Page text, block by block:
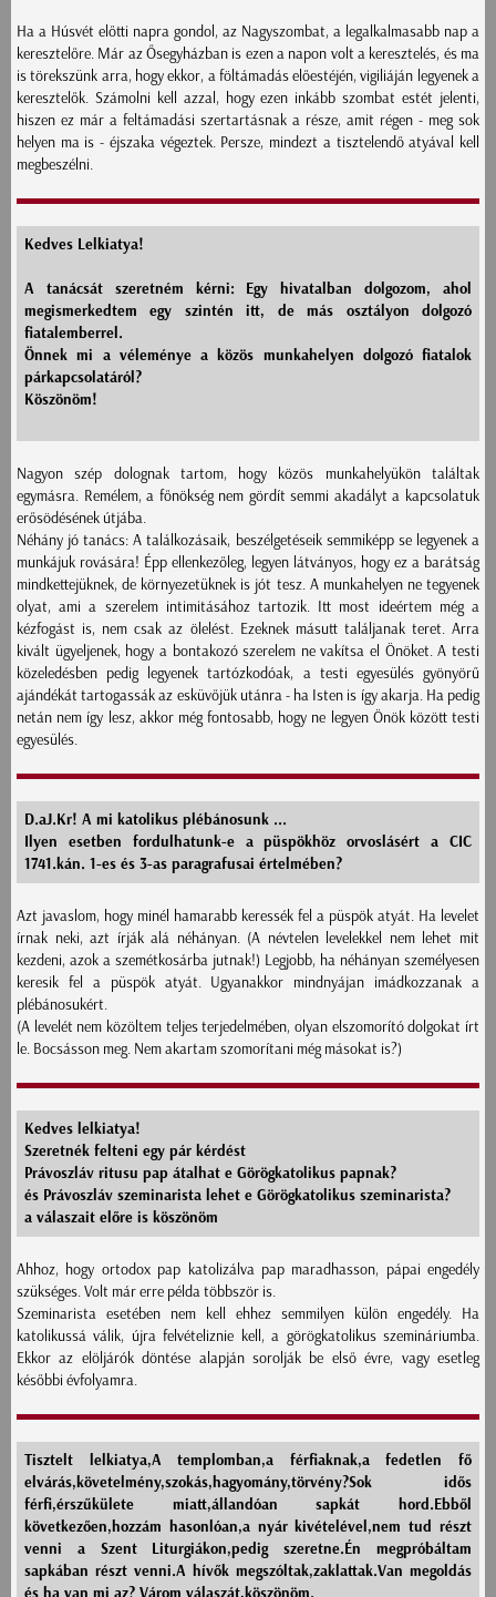
Ha a Húsvét előtti napra gondol, az Nagyszombat, a legalkalmasabb nap a
keresztelőre. Már az Ősegyházban is ezen a napon volt a keresztelés, és ma
is törekszünk arra, hogy ekkor, a föltámadás előestéjén, vigiliáján legyenek a
keresztelők. Számolni kell azzal, hogy ezen inkább szombat estét jelenti,
hiszen ez már a feltámadási szertartásnak a része, amit régen - meg sok
helyen ma is - éjszaka végeztek. Persze, mindezt a tisztelendő atyával kell
megbeszélni.
Kedves Lelkiatya!
A tanácsát szeretném kérni: Egy hivatalban dolgozom, ahol
megismerkedtem egy szintén itt, de más osztályon dolgozó
fiatalemberrel.
Önnek mi a véleménye a közös munkahelyen dolgozó fiatalok
párkapcsolatáról?
Köszönöm!
Nagyon szép dolognak tartom, hogy közös munkahelyükön találtak
egymásra. Remélem, a főnökség nem gördít semmi akadályt a kapcsolatuk
erősödésének útjába.
Néhány jó tanács: A találkozásaik, beszélgetéseik semmiképp se legyenek a
munkájuk rovására! Épp ellenkezőleg, legyen látványos, hogy ez a barátság
mindkettejüknek, de környezetüknek is jót tesz. A munkahelyen ne tegyenek
olyat, ami a szerelem intimitásához tartozik. Itt most ideértem még a
kézfogást is, nem csak az ölelést. Ezeknek másutt találjanak teret. Arra
kivált ügyeljenek, hogy a bontakozó szerelem ne vakítsa el Önöket. A testi
közeledésben pedig legyenek tartózkodóak, a testi egyesülés gyönyörű
ajándékát tartogassák az esküvőjük utánra - ha Isten is így akarja. Ha pedig
netán nem így lesz, akkor még fontosabb, hogy ne legyen Önök között testi
egyesülés.
D.aJ.Kr! A mi katolikus plébánosunk ...
Ilyen esetben fordulhatunk-e a püspökhöz orvoslásért a CIC
1741.kán. 1-es és 3-as paragrafusai értelmében?
Azt javaslom, hogy minél hamarabb keressék fel a püspök atyát. Ha levelet
írnak neki, azt írják alá néhányan. (A névtelen levelekkel nem lehet mit
kezdeni, azok a szemétkosárba jutnak!) Legjobb, ha néhányan személyesen
keresik fel a püspök atyát. Ugyanakkor mindnyájan imádkozzanak a
plébánosukért.
(A levelét nem közöltem teljes terjedelmében, olyan elszomorító dolgokat írt
le. Bocsásson meg. Nem akartam szomorítani még másokat is?)
Kedves lelkiatya!
Szeretnék felteni egy pár kérdést
Právoszláv ritusu pap átalhat e Görögkatolikus papnak?
és Právoszláv szeminarista lehet e Görögkatolikus szeminarista?
a válaszait előre is köszönöm
Ahhoz, hogy ortodox pap katolizálva pap maradhasson, pápai engedély
szükséges. Volt már erre példa többször is.
Szeminarista esetében nem kell ehhez semmilyen külön engedély. Ha
katolikussá válik, újra felvételiznie kell, a görögkatolikus szemináriumba.
Ekkor az elöljárók döntése alapján sorolják be első évre, vagy esetleg
későbbi évfolyamra.
Tisztelt lelkiatya,A templomban,a férfiaknak,a fedetlen fő
elvárás,követelmény,szokás,hagyomány,törvény?Sok idős
férfi,érszűkülete miatt,állandóan sapkát hord.Ebből
következően,hozzám hasonlóan,a nyár kivételével,nem tud részt
venni a Szent Liturgiákon,pedig szeretne.Én megpróbáltam
sapkában részt venni.A hívők megszóltak,zaklattak.Van megoldás
és ha van mi az? Várom válaszát,köszönöm.